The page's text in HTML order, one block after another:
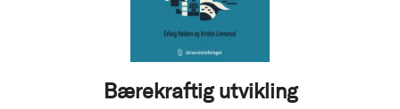
Bærekraftig utvikling